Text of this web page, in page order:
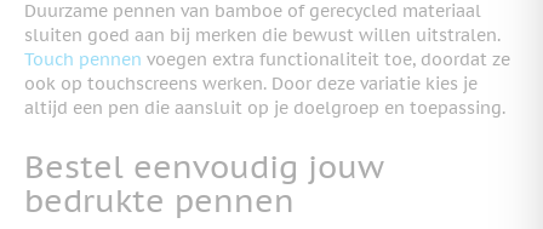
Duurzame pennen van bamboe of gerecycled materiaal
sluiten goed aan bij merken die bewust willen uitstralen.
Touch pennen voegen extra functionaliteit toe, doordat ze
ook op touchscreens werken. Door deze variatie kies je
altijd een pen die aansluit op je doelgroep en toepassing.
Bestel eenvoudig jouw
bedrukte pennen